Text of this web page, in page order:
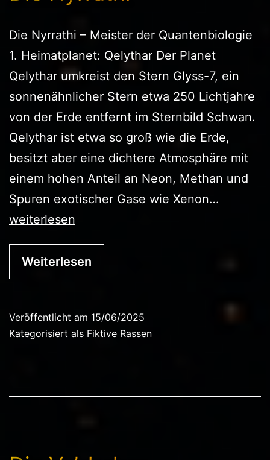
Die Nyrrathi – Meister der Quantenbiologie
1. Heimatplanet: Qelythar Der Planet
Qelythar umkreist den Stern Glyss-7, ein
sonnenähnlicher Stern etwa 250 Lichtjahre
von der Erde entfernt im Sternbild Schwan.
Qelythar ist etwa so groß wie die Erde,
besitzt aber eine dichtere Atmosphäre mit
einem hohen Anteil an Neon, Methan und
Spuren exotischer Gase wie Xenon…
weiterlesen
Weiterlesen
Veröffentlicht am 15/06/2025
Kategorisiert als Fiktive Rassen